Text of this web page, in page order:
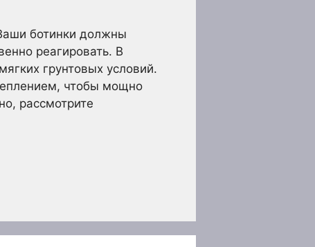
ботинки должны
реагировать. В
грунтовых условий.
чтобы мощно
рассмотрите